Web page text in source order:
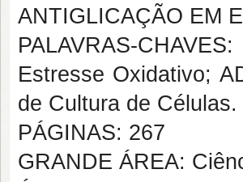
ANTIGLICAÇÃO EM
PALAVRAS-
Estresse Oxidativo;
de Cultura de Células.
PÁGINAS: 267
GRANDE ÁREA: